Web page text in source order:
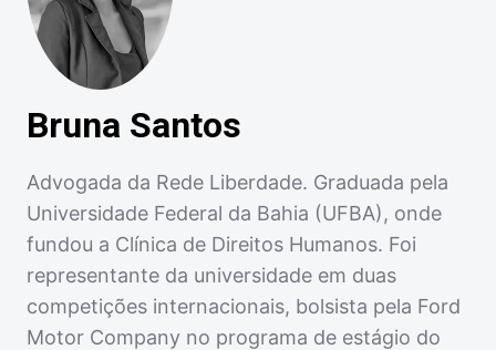
Bruna Santos
Advogada da Rede Liberdade. Graduada pela
Universidade Federal da Bahia (UFBA), onde
fundou a Clínica de Direitos Humanos. Foi
representante da universidade em duas
competições internacionais, bolsista pela Ford
Motor Company no programa de estágio do